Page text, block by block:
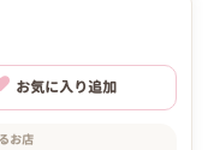
お気に入り追加
お店